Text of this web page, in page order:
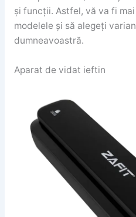
și funcții. Astfel, vă va fi
modelele și să alegeți
dumneavoastră.
Aparat de vidat ieftin